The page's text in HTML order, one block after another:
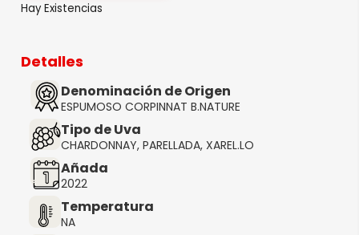
Hay Existencias
Detalles
Denominación de Origen
ESPUMOSO CORPINNAT B.NATURE
Tipo de Uva
CHARDONNAY, PARELLADA, XAREL.LO
Añada
2022
Temperatura
NA